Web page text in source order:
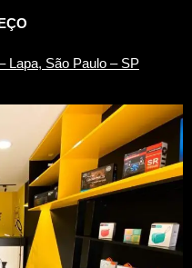
Lapa, São Paulo – SP